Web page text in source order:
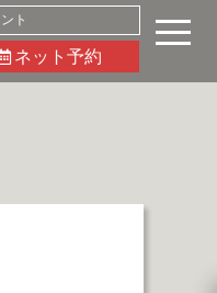
ト
ネット予約